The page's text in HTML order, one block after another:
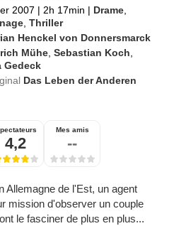
2007 | 2h 17min | Drame
,Thriller
Henckel von Donnersmarck
Mühe ,Sebastian Koch
Gedeck
Das Leben der Anderen
4,2
Mes amis
--
Allemagne de l'Est, un agent
mission d'observer un couple
le fasciner de plus en plus...